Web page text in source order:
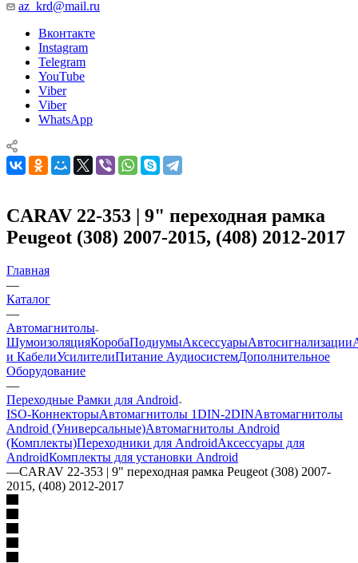
az_krd@mail.ru
Вконтакте
Instagram
Telegram
YouTube
Viber
Viber
WhatsApp
CARAV 22-353 | 9" переходная рамка
Peugeot (308) 2007-2015, (408) 2012-2017
Главная
—
Каталог
—
Автомагнитолы
ШумоизоляцияКоробаПодиумыАксессуарыАвтосигнализации
и КабелиУсилителиПитание АудиосистемДополнительное
Оборудование
—
Переходные Рамки для Android
ISO-КоннекторыАвтомагнитолы 1DIN-2DINАвтомагнитолы
Android (Универсальные)Автомагнитолы Android
(Комплекты)Переходники для AndroidАксессуары для
AndroidКомплекты для установки Android
—CARAV 22-353 | 9" переходная рамка Peugeot (308) 2007-
2015, (408) 2012-2017